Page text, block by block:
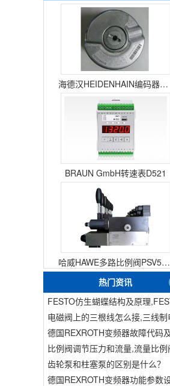
海德汉HEIDENHAIN编码器ERN1387204862S14-70
BRAUN GmbH转速表D521
哈威HAWE多路比例阀PSV51-3
热门资讯
齿轮泵和柱塞泵的区别是什么？